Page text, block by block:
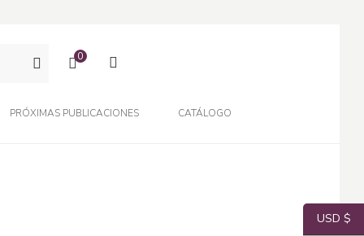
PRÓXIMAS PUBLICACIONES CATÁLOGO
0
USD $